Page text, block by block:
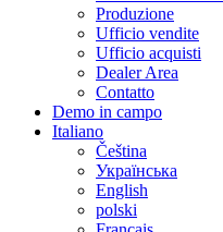
Produzione
Ufficio vendite
Ufficio acquisti
Dealer Area
Contatto
Demo in campo
Italiano
Čeština
Українська
English
polski